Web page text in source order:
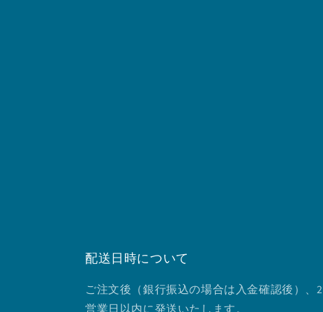
配送日時について
ご注文後（銀行振込の場合は入金確認後）、2
営業日以内に発送いたします。